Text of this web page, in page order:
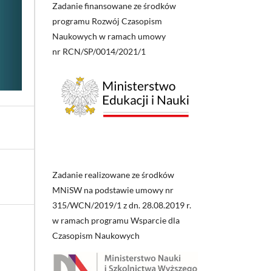
Zadanie finansowane ze środków
programu Rozwój Czasopism
Naukowych w ramach umowy
nr RCN/SP/0014/2021/1
Zadanie realizowane ze środków
MNiSW na podstawie umowy nr
315/WCN/2019/1 z dn. 28.08.2019 r.
w ramach programu Wsparcie dla
Czasopism Naukowych